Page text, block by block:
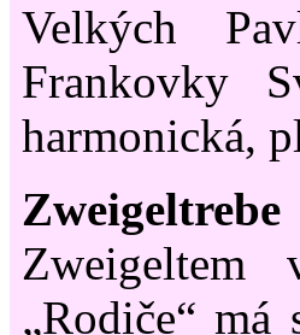
Velkých
Frankovky
harmonická,
Zweigeltrebe
„Rodiče“